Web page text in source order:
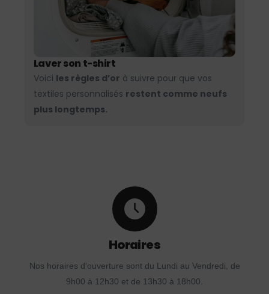
Laver son t-shirt
Voici les règles d’or à suivre pour que vos
textiles personnalisés restent comme neufs
plus longtemps.
Horaires
Nos horaires d'ouverture sont du Lundi au Vendredi, de
9h00 à 12h30 et de 13h30 à 18h00.